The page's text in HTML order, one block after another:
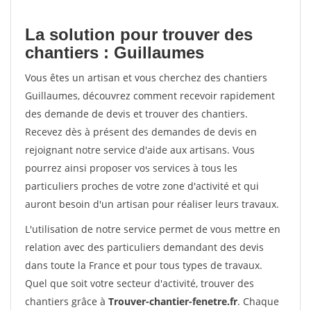
La solution pour trouver des
chantiers : Guillaumes
Vous êtes un artisan et vous cherchez des chantiers
Guillaumes, découvrez comment recevoir rapidement
des demande de devis et trouver des chantiers.
Recevez dès à présent des demandes de devis en
rejoignant notre service d'aide aux artisans. Vous
pourrez ainsi proposer vos services à tous les
particuliers proches de votre zone d'activité et qui
auront besoin d'un artisan pour réaliser leurs travaux.
L'utilisation de notre service permet de vous mettre en
relation avec des particuliers demandant des devis
dans toute la France et pour tous types de travaux.
Quel que soit votre secteur d'activité, trouver des
chantiers grâce à Trouver-chantier-fenetre.fr. Chaque